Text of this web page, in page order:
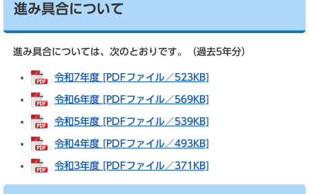
進み具合について
進み具合については、次のとおりです。（過去5年分）
令和7年度 [PDFファイル／523KB]
令和6年度 [PDFファイル／569KB]
令和5年度 [PDFファイル／539KB]
令和4年度 [PDFファイル／493KB]
令和3年度 [PDFファイル／371KB]